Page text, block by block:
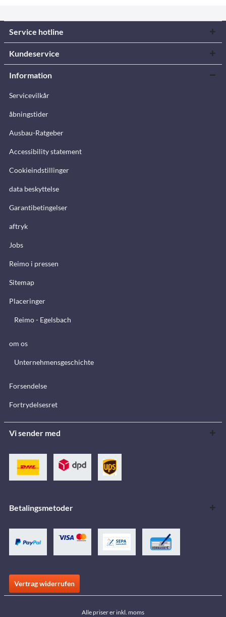
Service hotline
Kundeservice
Information
Servicevilkår
åbningstider
Ausbau-Ratgeber
Accessibility statement
Cookieindstillinger
data beskyttelse
Garantibetingelser
aftryk
Jobs
Reimo i pressen
Sitemap
Placeringer
Reimo - Egelsbach
om os
Unternehmensgeschichte
Forsendelse
Fortrydelsesret
Vi sender med
Betalingsmetoder
Vertrag widerrufen
Alle priser er inkl. moms